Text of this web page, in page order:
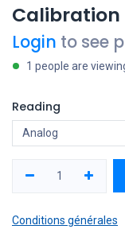
Calibration
Login to see
1 people are
Reading
Conditions générales